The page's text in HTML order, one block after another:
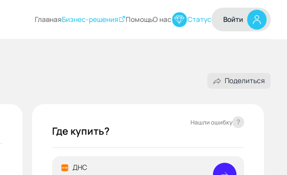
ГлавнаяБизнес-решения ПомощьО нас Статус Войти
Поделиться
Где купить?
Нашли ошибку ?
ДНС